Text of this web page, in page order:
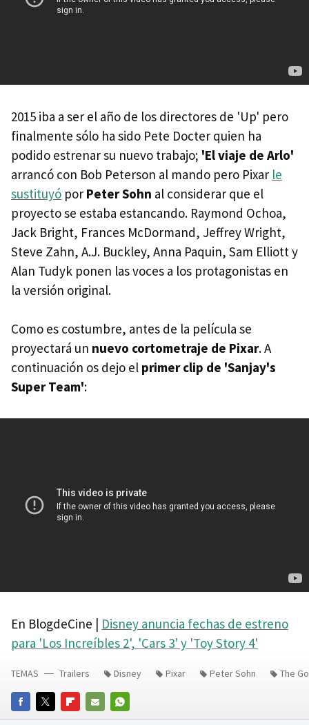
2015 iba a ser el año de los directores de 'Up' pero
finalmente sólo ha sido Pete Docter quien ha
podido estrenar su nuevo trabajo; 'El viaje de Arlo'
arrancó con Bob Peterson al mando pero Pixar le
sustituyó por Peter Sohn al considerar que el
proyecto se estaba estancando. Raymond Ochoa,
Jack Bright, Frances McDormand, Jeffrey Wright,
Steve Zahn, A.J. Buckley, Anna Paquin, Sam Elliott y
Alan Tudyk ponen las voces a los protagonistas en
la versión original.
Como es costumbre, antes de la película se
proyectará un nuevo cortometraje de Pixar. A
continuación os dejo el primer clip de 'Sanjay's
Super Team':
En BlogdeCine | Disney anuncia fechas de estreno
para 'Los Increíbles 2', 'Cars 3' y 'Toy Story 4'
FACEBOOKTWITTERFLIPBOARD
E-
WHATSAPP
TEMAS Trailers Disney Pixar Peter Sohn The